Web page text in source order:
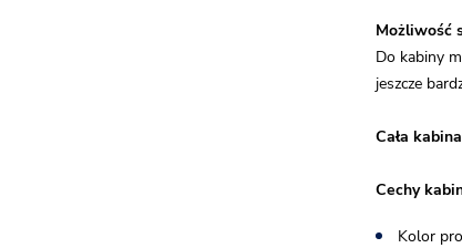
Możliwość
Do kabiny
jeszcze
Cała
Cechy
Kolor